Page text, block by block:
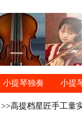
小提琴独奏 小提
>>高提档星匠手工童